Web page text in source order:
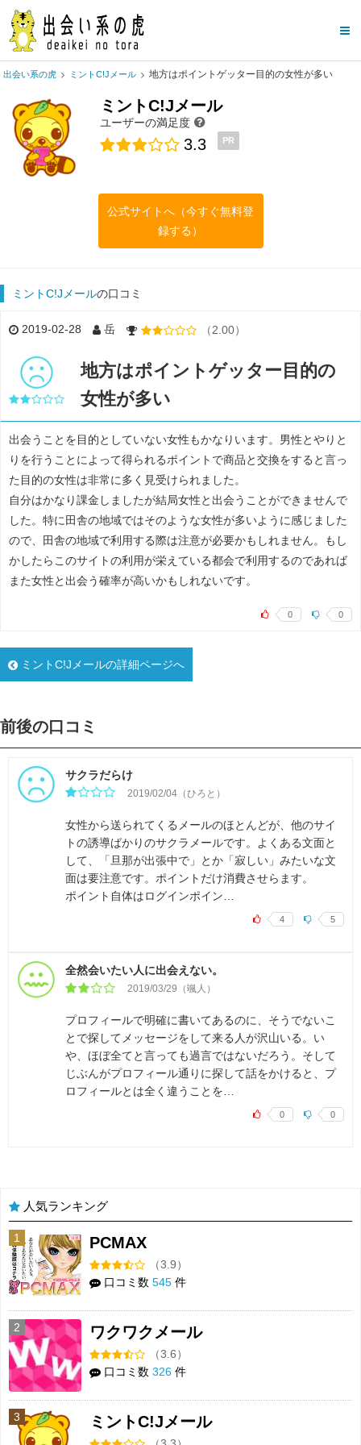
出会い系の虎 ミントC!Jメール 地方はポイントゲッター目的の女性が多い
ミントC!Jメール
ユーザーの満足度
3.3 PR
公式サイトへ（今すぐ無料登
録する）
ミントC!Jメールの口コミ
2019-02-28 岳 （2.00）
地方はポイントゲッター目的の
女性が多い
出会うことを目的としていない女性もかなりいます。男性とやりと
りを行うことによって得られるポイントで商品と交換をすると言っ
た目的の女性は非常に多く見受けられました。
自分はかなり課金しましたが結局女性と出会うことができませんで
した。特に田舎の地域ではそのような女性が多いように感じました
ので、田舎の地域で利用する際は注意が必要かもしれません。もし
かしたらこのサイトの利用が栄えている都会で利用するのであれば
また女性と出会う確率が高いかもしれないです。
0 0
ミントC!Jメールの詳細ページへ
前後の口コミ
サクラだらけ
2019/02/04（ひろと）
女性から送られてくるメールのほとんどが、他のサイ
トの誘導ばかりのサクラメールです。よくある文面と
して、「旦那が出張中で」とか「寂しい」みたいな文
面は要注意です。ポイントだけ消費させらます。
ポイント自体はログインポイン…
4 5
全然会いたい人に出会えない。
2019/03/29（颯人）
プロフィールで明確に書いてあるのに、そうでないこ
とで探してメッセージをして来る人が沢山いる。い
や、ほぼ全てと言っても過言ではないだろう。そして
じぶんがプロフィール通りに探して話をかけると、プ
ロフィールとは全く違うことを…
0 0
人気ランキング
1 PCMAX
（3.9）
口コミ数 545 件
2 ワクワクメール
（3.6）
口コミ数 326 件
3 ミントC!Jメール